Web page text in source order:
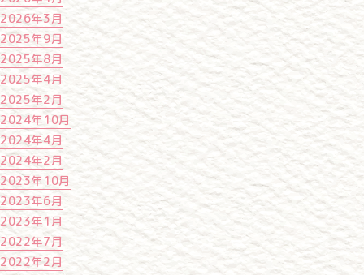
2026年3月
2025年9月
2025年8月
2025年4月
2025年2月
2024年10月
2024年4月
2024年2月
2023年10月
2023年6月
2023年1月
2022年7月
2022年2月